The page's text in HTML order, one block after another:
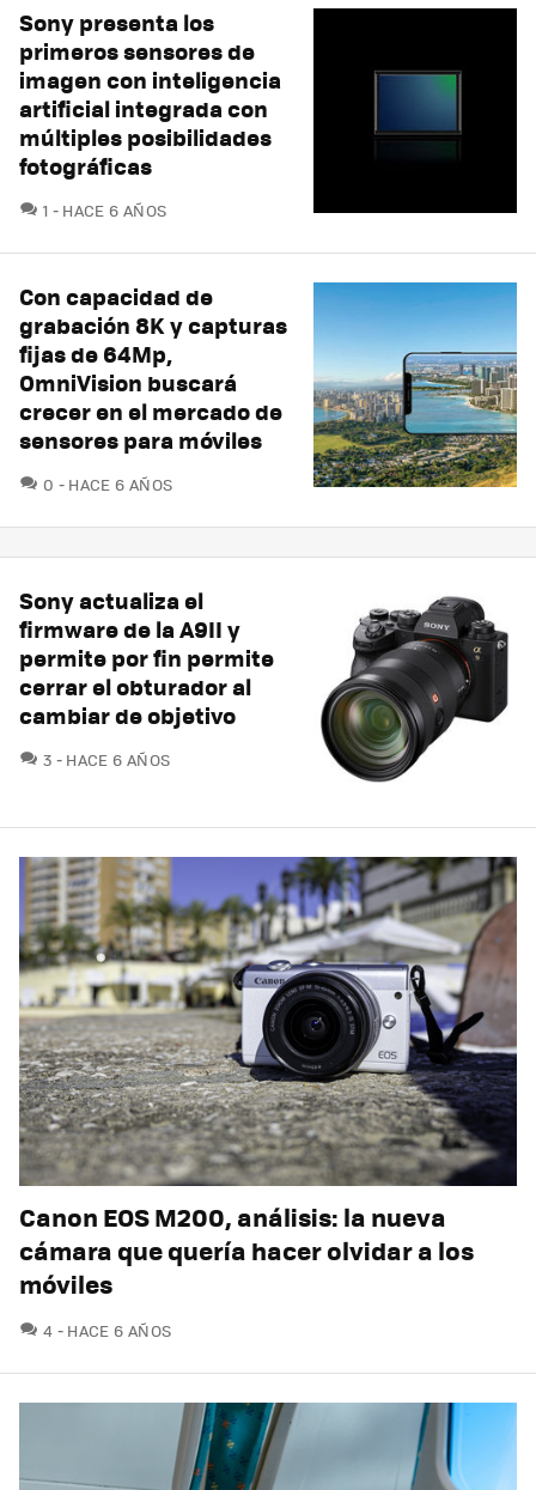
Sony presenta los
primeros sensores de
imagen con inteligencia
artificial integrada con
múltiples posibilidades
fotográficas
1 COMENTARIOS
HACE 6 AÑOS
Con capacidad de
grabación 8K y capturas
fijas de 64Mp,
OmniVision buscará
crecer en el mercado de
sensores para móviles
0 COMENTARIOS
HACE 6 AÑOS
Sony actualiza el
firmware de la A9II y
permite por fin permite
cerrar el obturador al
cambiar de objetivo
3 COMENTARIOS
HACE 6 AÑOS
Canon EOS M200, análisis: la nueva
cámara que quería hacer olvidar a los
móviles
4 COMENTARIOS
HACE 6 AÑOS